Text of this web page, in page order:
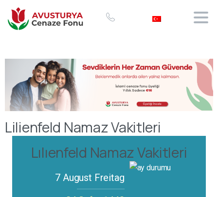
Lilienfeld Namaz Vakitleri
Lılıenfeld Namaz Vakitleri
7 August Freitag